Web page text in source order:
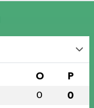
O P
0 0